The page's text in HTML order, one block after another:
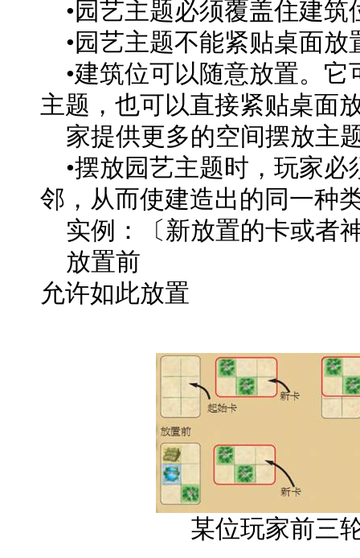
•园艺主题必须覆盖住建筑
•园艺主题不能紧贴桌面放
•建筑位可以随意放置。它
主题，也可以直接紧贴桌面
家提供更多的空间摆放主
•摆放园艺主题时，玩家必
邻，从而使建造出的同一
实例：〔新放置的卡或者
放置前
允许如此放置
某位玩家前